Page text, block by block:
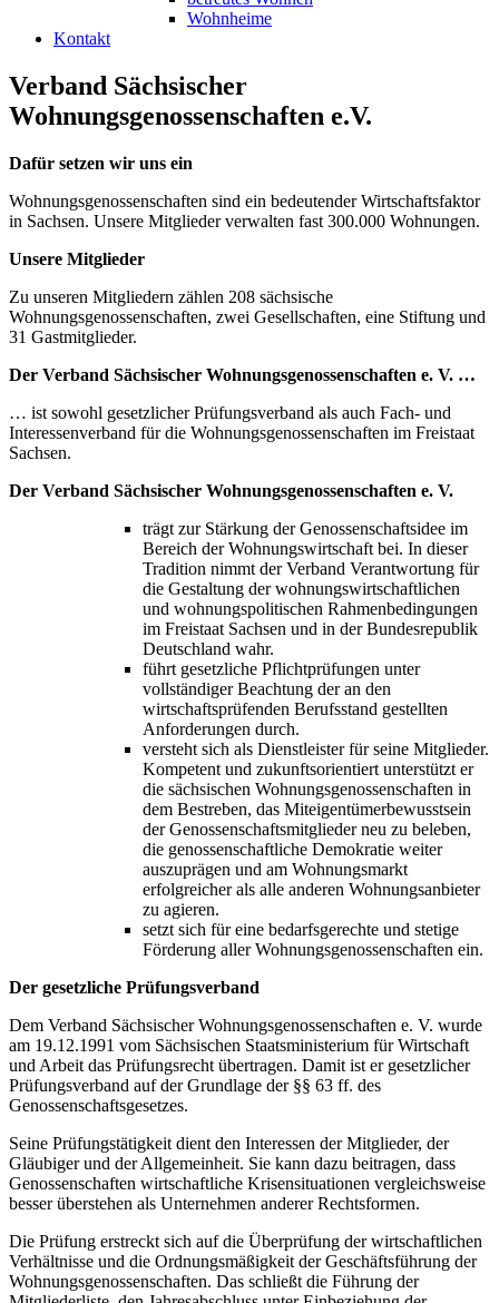
Wohnheime
Kontakt
Verband Sächsischer
Wohnungsgenossenschaften e.V.
Dafür setzen wir uns ein
Wohnungsgenossenschaften sind ein bedeutender Wirtschaftsfaktor
in Sachsen. Unsere Mitglieder verwalten fast 300.000 Wohnungen.
Unsere Mitglieder
Zu unseren Mitgliedern zählen 208 sächsische
Wohnungsgenossenschaften, zwei Gesellschaften, eine Stiftung und
31 Gastmitglieder.
Der Verband Sächsischer Wohnungsgenossenschaften e. V. …
… ist sowohl gesetzlicher Prüfungsverband als auch Fach- und
Interessenverband für die Wohnungsgenossenschaften im Freistaat
Sachsen.
Der Verband Sächsischer Wohnungsgenossenschaften e. V.
trägt zur Stärkung der Genossenschaftsidee im
Bereich der Wohnungswirtschaft bei. In dieser
Tradition nimmt der Verband Verantwortung für
die Gestaltung der wohnungswirtschaftlichen
und wohnungspolitischen Rahmenbedingungen
im Freistaat Sachsen und in der Bundesrepublik
Deutschland wahr.
führt gesetzliche Pflichtprüfungen unter
vollständiger Beachtung der an den
wirtschaftsprüfenden Berufsstand gestellten
Anforderungen durch.
versteht sich als Dienstleister für seine Mitglieder.
Kompetent und zukunftsorientiert unterstützt er
die sächsischen Wohnungsgenossenschaften in
dem Bestreben, das Miteigentümerbewusstsein
der Genossenschaftsmitglieder neu zu beleben,
die genossenschaftliche Demokratie weiter
auszuprägen und am Wohnungsmarkt
erfolgreicher als alle anderen Wohnungsanbieter
zu agieren.
setzt sich für eine bedarfsgerechte und stetige
Förderung aller Wohnungsgenossenschaften ein.
Der gesetzliche Prüfungsverband
Dem Verband Sächsischer Wohnungsgenossenschaften e. V. wurde
am 19.12.1991 vom Sächsischen Staatsministerium für Wirtschaft
und Arbeit das Prüfungsrecht übertragen. Damit ist er gesetzlicher
Prüfungsverband auf der Grundlage der §§ 63 ff. des
Genossenschaftsgesetzes.
Seine Prüfungstätigkeit dient den Interessen der Mitglieder, der
Gläubiger und der Allgemeinheit. Sie kann dazu beitragen, dass
Genossenschaften wirtschaftliche Krisensituationen vergleichsweise
besser überstehen als Unternehmen anderer Rechtsformen.
Die Prüfung erstreckt sich auf die Überprüfung der wirtschaftlichen
Verhältnisse und die Ordnungsmäßigkeit der Geschäftsführung der
Wohnungsgenossenschaften. Das schließt die Führung der